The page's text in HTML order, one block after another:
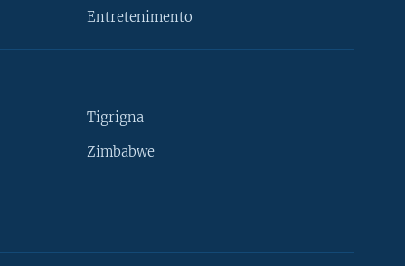
Entretenimento
Tigrigna
Zimbabwe